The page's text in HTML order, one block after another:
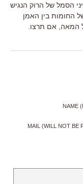
הסמל של הרוק הנגיש
ושל השבירה של החומות בין האמן
המאה, אם תרצו.
NAME
MAIL (WILL NOT BE